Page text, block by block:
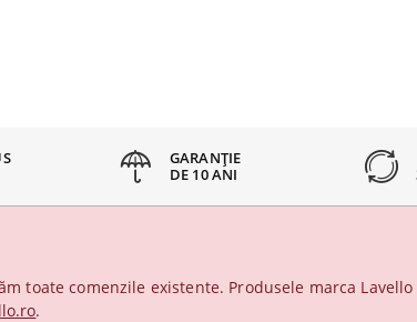
GARANȚIE
DE 10 ANI
toate comenzile existente. Produsele marca
.